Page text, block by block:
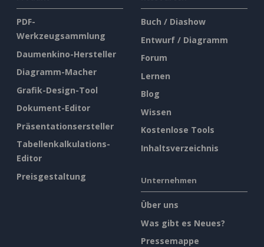
PDF-
Werkzeugsammlung
Daumenkino-Hersteller
Diagramm-Macher
Grafik-Design-Tool
Dokument-Editor
Präsentationsersteller
Tabellenkalkulations-
Editor
Preisgestaltung
Buch / Diashow
Entwurf / Diagramm
Forum
Lernen
Blog
Wissen
Kostenlose Tools
Inhaltsverzeichnis
Unternehmen
Über uns
Was gibt es Neues?
Pressemappe